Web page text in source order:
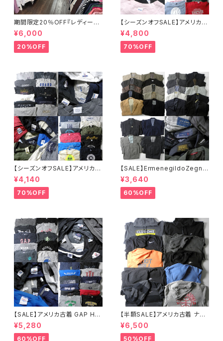
期間限定20％OFF『レディース
春夏物30点セット☆弊社店舗販
売品と同等のクオリティです♪』
¥6,000
20%OFF
【シーズンオフSALE】アメリカ古
着 Hanes GILDAN JERSEYS
他 ロゴ入り企業系カレッジ系等
メンズスウェットシャツ20点セッ
ト 特価 まとめ売り 転売 フリマ
¥4,800
70%OFF
【シーズンオフSALE】アメリカ古
着 OLD NAVY GILDAN JERS
EYS他 メンズスウェット23点セ
ット 大特価 まとめ売り 転売 フ
リマ カラー サイズミックス
¥4,140
70%OFF
【SALE】ErmenegildoZegna,
ダーバン,GIANFRANCO FERR
E,DKNY,アレグリ,ユナイテッド
アローズ,TETE HOMME,クリ
スチャンオジャール他秋冬テー
フリマ 転売 ブランドサイズミッ
クス
¥3,640
60%OFF
【SALE】アメリカ古着 GAP Han
es GILDAN JERSEYS 他 メン
ズスウェット22点セット 大特価
まとめ売り 転売 フリマ カラー
¥5,280
60%OFF
【半額SALE】アメリカ古着 ナイ
キ NIKE メンズスウェットパーカ
ー・フルジップパーカー10点セッ
ト 卸売 まとめ売り 転売 フリマ
¥6,500
50%OFF